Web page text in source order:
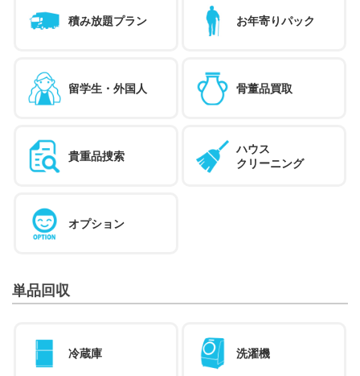
積み放題プラン お年寄りパック
留学生・外国人 骨董品買取
貴重品捜索
ハウス
クリーニング
オプション
単品回収
冷蔵庫 洗濯機